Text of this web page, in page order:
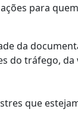
para
da
do tráfego,
que